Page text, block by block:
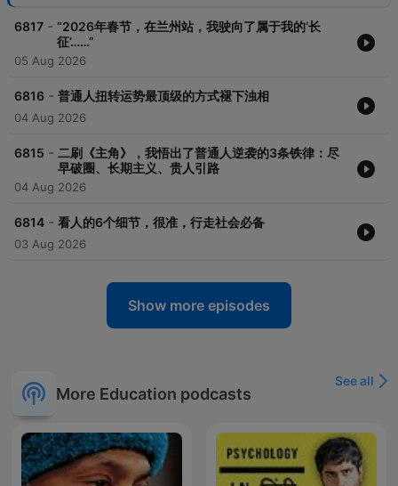
6817 - “2026年春节，在兰州站，我驶向了属于我的‘长
征’……”
05 Aug 2026
6816 - 普通人扭转运势最顶级的方式褪下浊相
04 Aug 2026
6815 - 二刷《主角》，我悟出了普通人逆袭的3条铁律：尽
早破圈、长期主义、贵人引路
04 Aug 2026
6814 - 看人的6个细节，很准，行走社会必备
03 Aug 2026
Show more episodes
More Education podcasts
See all